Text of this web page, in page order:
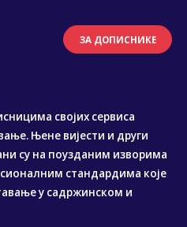
ЗА ДОПИСНИКЕ
својих сервиса
Њене вијести и други
су на поузданим изворима
стандардима које
у садржинском и